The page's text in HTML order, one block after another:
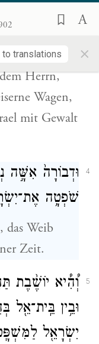
to translations ×
מֵא֤וֹת
יִשְׂרָאֵ֛ל
Herrn,
Wagen,
mit Gewalt
4
וּדְבוֹרָה֙ אִשָּׁ֣ה
שֹׁפְטָ֥ה
das Weib
Zeit.
5
וְ֠הִ֠יא יוֹשֶׁ֨בֶת
וּבֵ֥ין בֵּֽית־אֵ֖ל
יִשְׂרָאֵ֖ל